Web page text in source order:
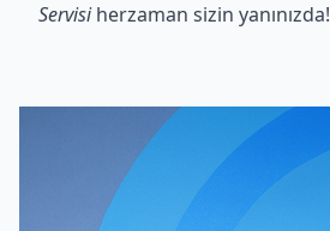
Servisiherzaman sizin yanınızda!